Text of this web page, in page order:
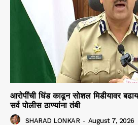
आरोपींची धिंड काढून सोशल मिडीयावर
सर्व पोलीस ठाण्यांना तंबी
SHARAD LONKAR - August 7, 2026